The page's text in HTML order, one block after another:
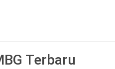
Terbaru